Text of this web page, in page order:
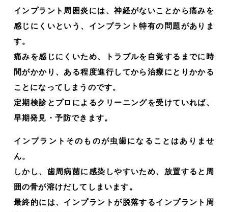
インプラント周囲炎には、神経がないことから痛みを
感じにくいという、インプラント特有の問題がありま
す。
痛みを感じにくいため、トラブルを自覚するまでに時
間がかかり、ある程度進行してから治療にとりかかる
ことになってしまうのです。
定期検診とプロによるクリーニングを受けていれば、
早期発見・予防できます。
インプラントそのものが虫歯になることはありませ
ん。
しかし、歯周病菌に感染しやすいため、放置すると周
囲の骨が溶けだしてしまいます。
最終的には、インプラントが脱落するインプラント周